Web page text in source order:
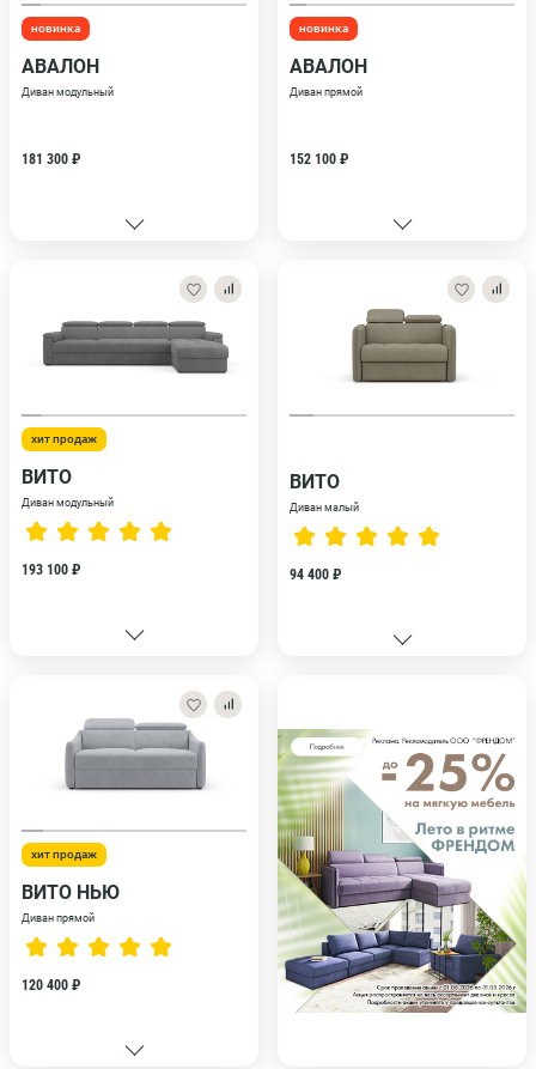
новинка
АВАЛОН
Диван модульный
181 300 ₽
новинка
АВАЛОН
Диван прямой
152 100 ₽
хит продаж
ВИТО
Диван модульный
193 100 ₽
ВИТО
Диван малый
94 400 ₽
хит продаж
ВИТО НЬЮ
Диван прямой
120 400 ₽